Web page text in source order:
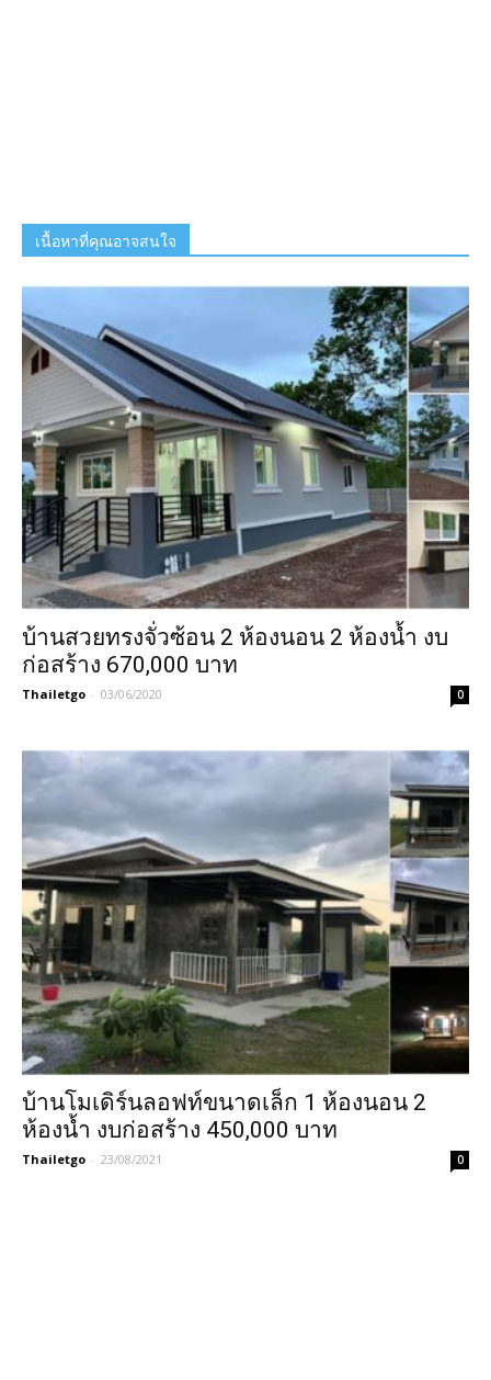
เนื้อหาที่คุณอาจสนใจ
บ้านสวยทรงจั่วซ้อน 2 ห้องนอน 2 ห้องน้ำ งบ
ก่อสร้าง 670,000 บาท
Thailetgo - 03/06/2020 0
บ้านโมเดิร์นลอฟท์ขนาดเล็ก 1 ห้องนอน 2
ห้องน้ำ งบก่อสร้าง 450,000 บาท
Thailetgo - 23/08/2021 0